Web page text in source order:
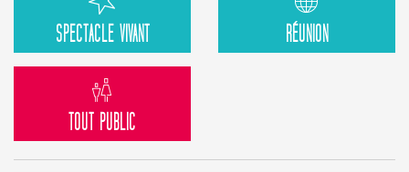
SPECTACLE VIVANT RÉUNION
TOUT PUBLIC